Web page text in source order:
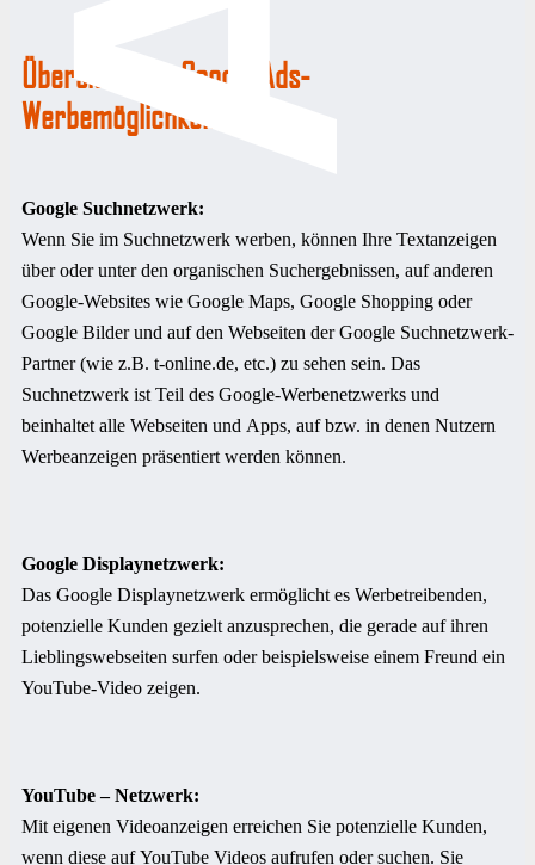
Übersicht der Google Ads-
Werbemöglichkeiten:
Google Suchnetzwerk:
Wenn Sie im Suchnetzwerk werben, können Ihre Textanzeigen
über oder unter den organischen Suchergebnissen, auf anderen
Google-Websites wie Google Maps, Google Shopping oder
Google Bilder und auf den Webseiten der Google Suchnetzwerk-
Partner (wie z.B. t-online.de, etc.) zu sehen sein. Das
Suchnetzwerk ist Teil des Google-Werbenetzwerks und
beinhaltet alle Webseiten und Apps, auf bzw. in denen Nutzern
Werbeanzeigen präsentiert werden können.
Google Displaynetzwerk:
Das Google Displaynetzwerk ermöglicht es Werbetreibenden,
potenzielle Kunden gezielt anzusprechen, die gerade auf ihren
Lieblingswebseiten surfen oder beispielsweise einem Freund ein
YouTube-Video zeigen.
YouTube – Netzwerk:
Mit eigenen Videoanzeigen erreichen Sie potenzielle Kunden,
wenn diese auf YouTube Videos aufrufen oder suchen. Sie